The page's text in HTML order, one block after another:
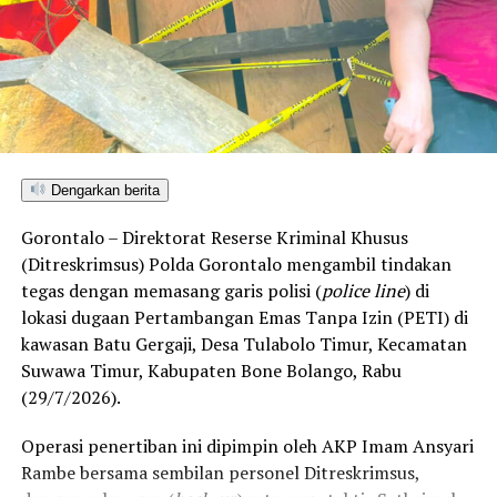
“Kami menolak keras kegiatan atau acara dalam bentuk
apa pun yang membahas isu pembukaan tambang oleh
pihak perusahaan mana pun di wilayah Kecamatan
Bonepantai,” tegas Rahmat Husain.
Penolakan masif yang konsisten disuarakan warga
kerusakan lingkungan. Kehadiran industri ekstraktif di
berpotensi merusak ekosistem pesisir serta perairan
Teluk Tomini, menghancurkan daerah resapan air, dan
mengancam ruang hidup nelayan serta petani lokal.
Rencana konsultasi publik PT CBM diprediksi bakal
mendapat perlawanan ketat dari koalisi masyarakat sipil
dan warga lintas desa yang bersiap menghadang
kelestarian ruang hidup mereka.
Dengarkan berita
Gorontalo – Direktorat Reserse Kriminal Khusus
(Ditreskrimsus) Polda Gorontalo mengambil tindakan
tegas dengan memasang garis polisi (police line) di
lokasi dugaan Pertambangan Emas Tanpa Izin (PETI) di
kawasan Batu Gergaji, Desa Tulabolo Timur, Kecamatan
Suwawa Timur, Kabupaten Bone Bolango, Rabu
(29/7/2026).
Operasi penertiban ini dipimpin oleh AKP Imam Ansyari
Rambe bersama sembilan personel Ditreskrimsus,